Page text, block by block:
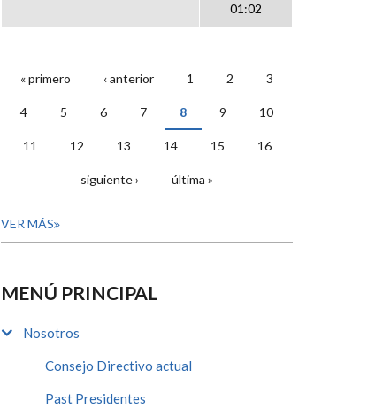
01:02
PÁGINAS
« primero ‹ anterior 1 2 3
4 5 6 7 8 9 10
11 12 13 14 15 16
siguiente › última »
VER MÁS
MENÚ PRINCIPAL
Nosotros
Consejo Directivo actual
Past Presidentes